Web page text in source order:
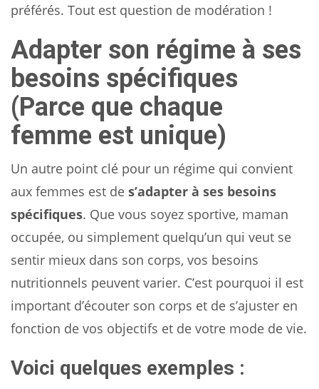
préférés. Tout est question de modération !
Adapter son régime à ses
besoins spécifiques
(Parce que chaque
femme est unique)
Un autre point clé pour un régime qui convient
aux femmes est de s’adapter à ses besoins
spécifiques. Que vous soyez sportive, maman
occupée, ou simplement quelqu’un qui veut se
sentir mieux dans son corps, vos besoins
nutritionnels peuvent varier. C’est pourquoi il est
important d’écouter son corps et de s’ajuster en
fonction de vos objectifs et de votre mode de vie.
Voici quelques exemples :